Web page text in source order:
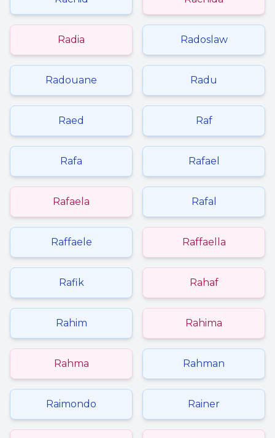
Radia Radoslaw
Radouane Radu
Raed Raf
Rafa Rafael
Rafaela Rafal
Raffaele Raffaella
Rafik Rahaf
Rahim Rahima
Rahma Rahman
Raimondo Rainer